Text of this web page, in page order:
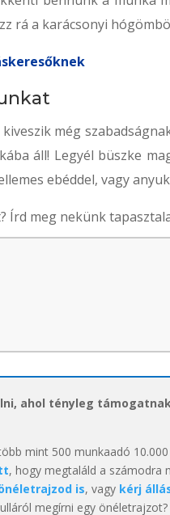
rá a karácsonyi
még
áll! Legyél büszke
ebéddel, vagy
Írd meg nekünk
ahol tényleg
mint 500 munkaadó
, hogy megtaláld a számodra
is, vagy kérj
megírni egy önéletrajzot?